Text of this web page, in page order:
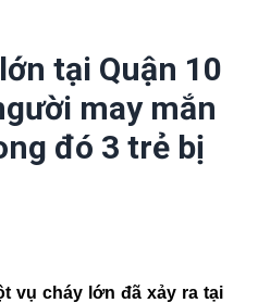
tại Quận 10
may mắn
đó 3 trẻ bị
vụ cháy lớn đã xảy ra tại